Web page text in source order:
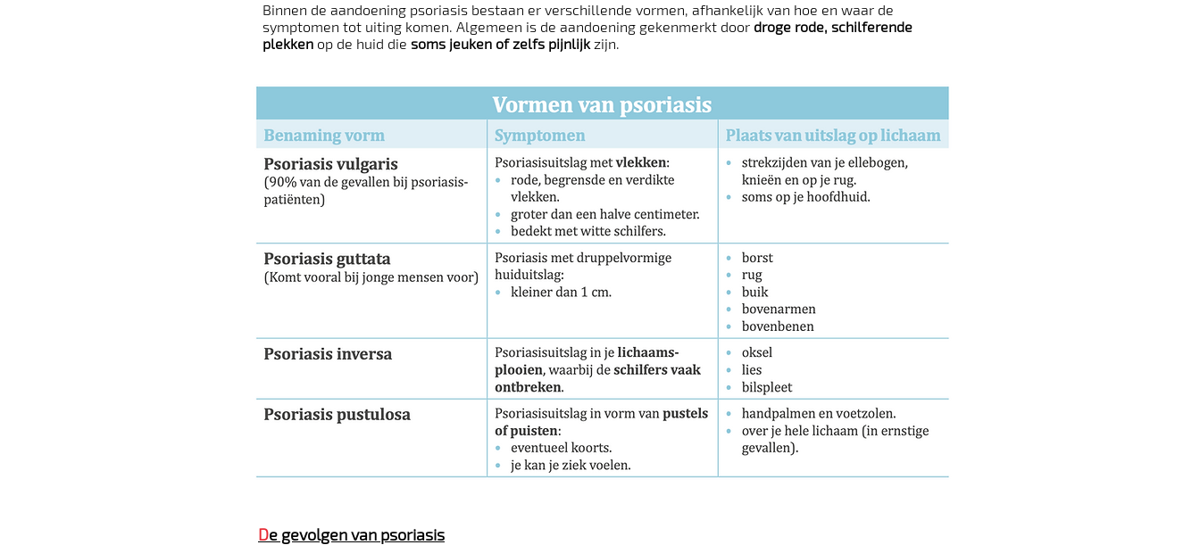
Binnen de aandoening psoriasis bestaan er verschillende vormen, afhankelijk van hoe en waar de
symptomen tot uiting komen. Algemeen is de aandoening gekenmerkt door droge rode, schilferende
plekken op de huid die soms jeuken of zelfs pijnlijk zijn.
De gevolgen van psoriasis